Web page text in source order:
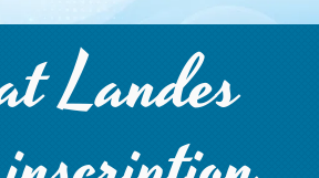
Landes